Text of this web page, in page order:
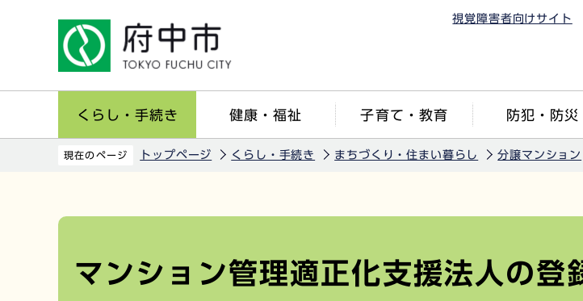
視覚障害者向けサイト
くらし・手続き 健康・福祉 子育て・教育 防犯・防災
現在のページ トップページ くらし・手続き まちづくり・住まい暮らし 分譲マンション
マンション管理適正化支援法人の登